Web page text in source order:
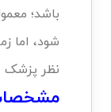
شود، اما
نظر